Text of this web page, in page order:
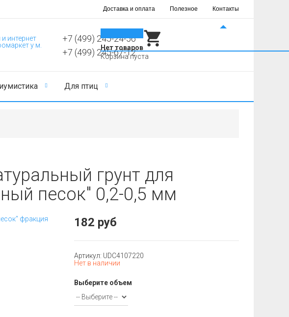
Доставка и оплата Полезное Контакты
+7 (499) 245-24-56
+7 (499) 245-67-12
Нет товаров
Корзина пуста
Для птиц
грунт для
песок" 0,2-0,5 мм
182 руб
Артикул: UDC4107220
Нет в наличии
Выберите объем